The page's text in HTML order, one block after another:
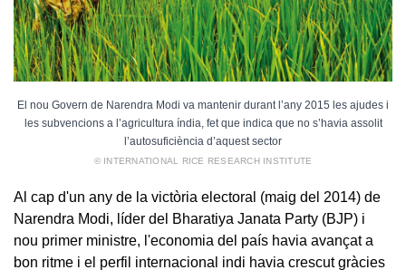
El nou Govern de Narendra Modi va mantenir durant l’any 2015 les ajudes i
les subvencions a l’agricultura índia, fet que indica que no s’havia assolit
l’autosuficiència d’aquest sector
© INTERNATIONAL RICE RESEARCH INSTITUTE
Al cap d'un any de la victòria electoral (maig del 2014) de
Narendra Modi, líder del Bharatiya Janata Party (BJP) i
nou primer ministre, l'economia del país havia avançat a
bon ritme i el perfil internacional indi havia crescut gràcies